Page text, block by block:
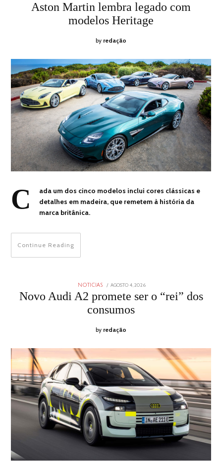
2026
Aston Martin lembra legado com
modelos Heritage
by redação
C
ada um dos cinco modelos inclui cores clássicas e
detalhes em madeira, que remetem à história da
marca britânica.
Continue Reading
NOTICIAS
POSTED
AGOSTO 4, 2026AGOSTO
2026
Novo Audi A2 promete ser o “rei” dos
consumos
by redação